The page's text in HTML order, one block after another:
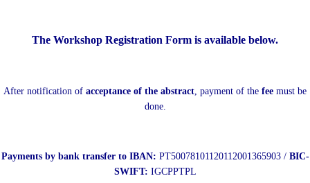
The Workshop Registration Form is available below.
After notification of acceptance of the abstract , payment of the fee must be
done.
Payments by bank transfer to IBAN: PT50078101120112001365903 / BIC-
SWIFT: IGCPPTPL